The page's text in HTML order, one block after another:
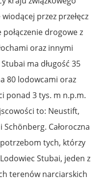
przez przełęcz
drogowe z
oraz innymi
ma długość 35
80 lodowcami oraz
ponad 3 tys. m n.p.m.
to: Neustift,
Całoroczna
tych, którzy
Stubai, jeden z
terenów narciarskich